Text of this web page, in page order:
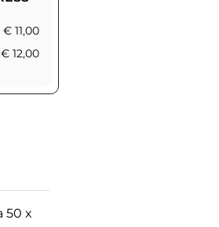
€ 11,00
12,00
50 x